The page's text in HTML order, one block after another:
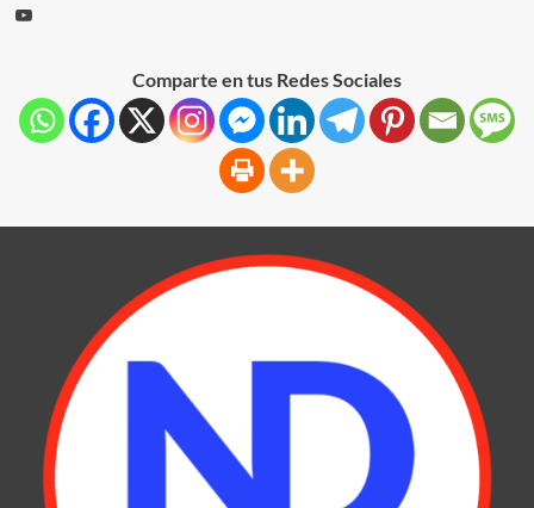
Comparte en tus Redes Sociales